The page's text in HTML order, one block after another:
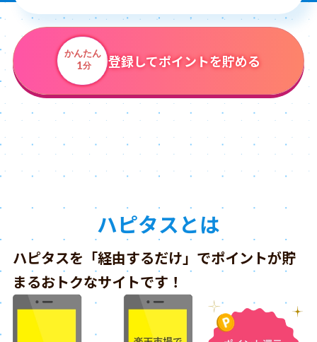
かんたん
1分 登録してポイントを貯める
ハピタスとは
ハピタスを「経由するだけ」でポイントが貯
まるおトクなサイトです！